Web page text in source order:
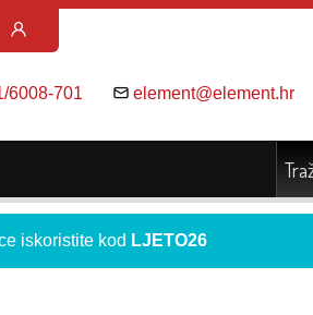
6008-701 element@element.hr
iskoristite kod LJETO26